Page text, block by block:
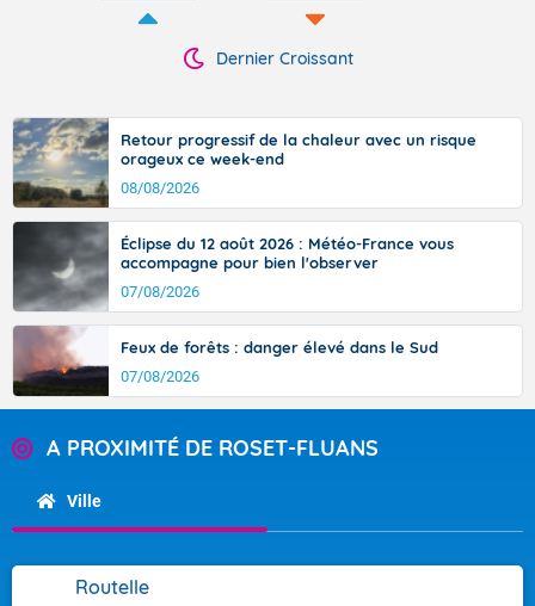
Dernier Croissant
Retour progressif de la chaleur avec un risque
orageux ce week-end
08/08/2026
Éclipse du 12 août 2026 : Météo-France vous
accompagne pour bien l'observer
07/08/2026
Feux de forêts : danger élevé dans le Sud
07/08/2026
A PROXIMITÉ DE ROSET-FLUANS
Ville
Routelle